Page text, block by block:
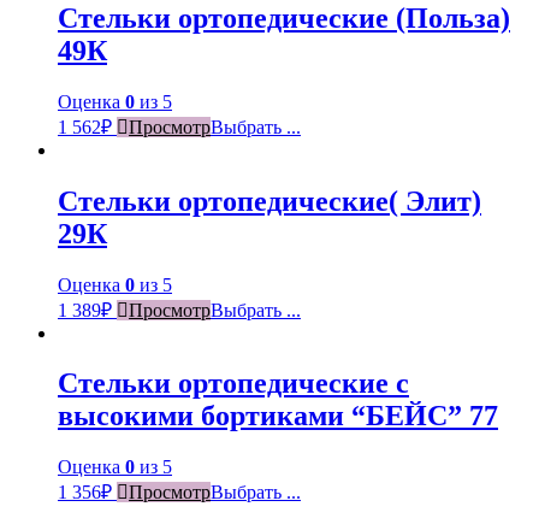
Стельки ортопедические (Польза)
49К
Оценка 0 из 5
1 562₽ ПросмотрВыбрать ...
Стельки ортопедические( Элит)
29К
Оценка 0 из 5
1 389₽ ПросмотрВыбрать ...
Стельки ортопедические с
высокими бортиками “БЕЙС” 77
Оценка 0 из 5
1 356₽ ПросмотрВыбрать ...